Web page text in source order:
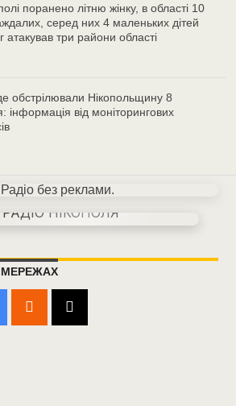
поранено літню жінку, в області 10
серед них 4 маленьких дітей
атакував три райони області
обстрілювали Нікопольщину 8
інформація від моніторингових
МЕРЕЖАХ